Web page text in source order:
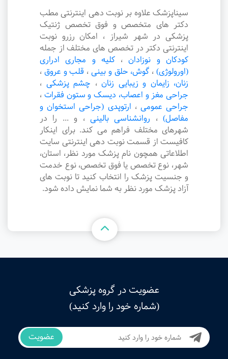
سیناپزشک علاوه بر نوبت دهی اینترنتی مطب
دکتر های متخصص و فوق تخصص ژنتیک
پزشکی در شهر شیراز ، امکان رزرو نوبت
اینترنتی دکتر در تخصص های مختلف از جمله
کودکان و نوزادان ،کلیه و مجاری ادراری
(اورولوژی) ، گوش، حلق و بینی ، قلب و عروق ،
زنان، زایمان و زیبایی زنان ، چشم پزشکی ،
جراحی مغز و اعصاب، دیسک و ستون فقرات ،
جراحی عمومی ، ارتوپدی (جراحی استخوان و
مفاصل) ، روانشناسی بالینی ، و ... را در
شهرهای مختلف فراهم می کند. برای اینکار
کافیست از قسمت نوبت دهی اینترنتی سایت
اطلاعاتی همچون نام پزشک مورد نظر، استان،
شهر، نوع تخصص یا فوق تخصص، نوع خدمت
و جنسیت پزشک را انتخاب کنید تا نوبت های
آزاد پزشک مورد نظر به شما نمایش داده شود.
عضویت در گروه پزشکی
(شماره خود را وارد کنید)
عضویت